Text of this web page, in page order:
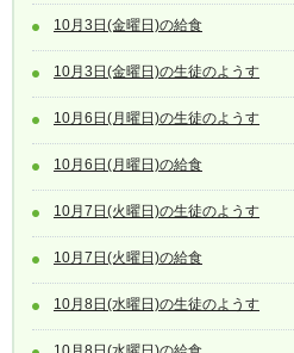
10月3日(金曜日)の給食
10月3日(金曜日)の生徒のようす
10月6日(月曜日)の生徒のようす
10月6日(月曜日)の給食
10月7日(火曜日)の生徒のようす
10月7日(火曜日)の給食
10月8日(水曜日)の生徒のようす